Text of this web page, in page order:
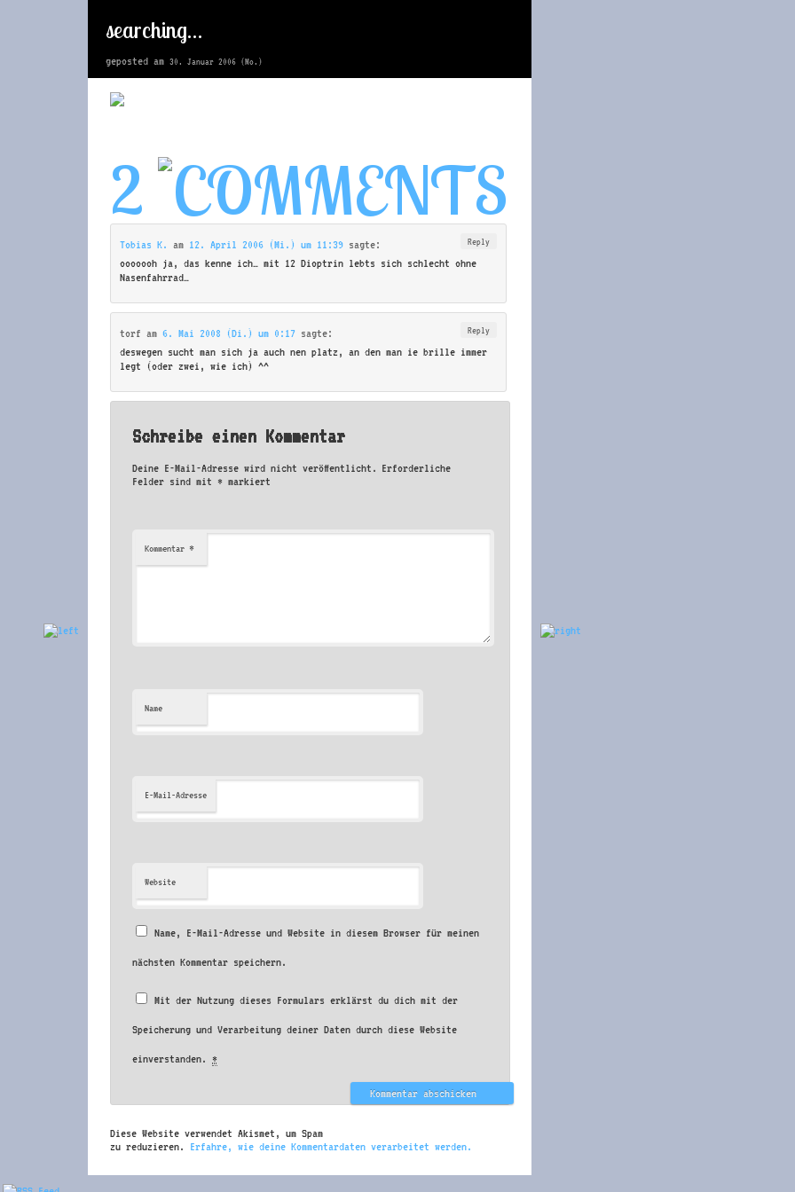
searching…
geposted am 30. Januar 2006 (Mo.)
2
Tobias K. am 12. April 2006 (Mi.) um 11:39 sagte: Reply
ooooooh ja, das kenne ich… mit 12 Dioptrin lebts sich schlecht ohne
Nasenfahrrad…
torf am 6. Mai 2008 (Di.) um 0:17 sagte: Reply
deswegen sucht man sich ja auch nen platz, an den man ie brille immer
legt (oder zwei, wie ich) ^^
Schreibe einen Kommentar
Deine E-Mail-Adresse wird nicht veröffentlicht. Erforderliche
Felder sind mit * markiert
Kommentar *
Name
E-Mail-Adresse
Website
Name, E-Mail-Adresse und Website in diesem Browser für meinen
nächsten Kommentar speichern.
Mit der Nutzung dieses Formulars erklärst du dich mit der
Speicherung und Verarbeitung deiner Daten durch diese Website
einverstanden. *
Diese Website verwendet Akismet, um Spam
zu reduzieren. Erfahre, wie deine Kommentardaten verarbeitet werden.